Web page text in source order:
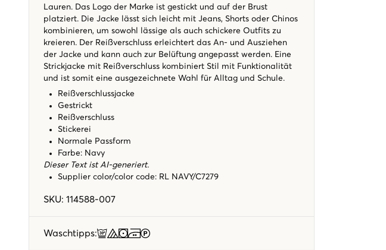
Lauren. Das Logo der Marke ist gestickt und auf der Brust
platziert. Die Jacke lässt sich leicht mit Jeans, Shorts oder Chinos
kombinieren, um sowohl lässige als auch schickere Outfits zu
kreieren. Der Reißverschluss erleichtert das An- und Ausziehen
der Jacke und kann auch zur Belüftung angepasst werden. Eine
Strickjacke mit Reißverschluss kombiniert Stil mit Funktionalität
und ist somit eine ausgezeichnete Wahl für Alltag und Schule.
Reißverschlussjacke
Gestrickt
Reißverschluss
Stickerei
Normale Passform
Farbe: Navy
Dieser Text ist AI-generiert.
Supplier color/color code: RL NAVY/C7279
SKU: 114588-007
Waschtipps: